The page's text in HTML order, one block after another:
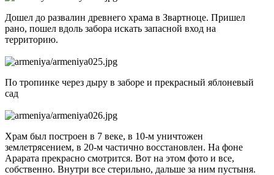
Дошел до развалин древнего храма в Звартноце. Пришел
рано, пошел вдоль забора искать запасной вход на
территорию.
По тропинке через дыру в заборе и прекрасный яблоневый
сад
Храм был построен в 7 веке, в 10-м уничтожен
землетрясением, в 20-м частично восстановлен. На фоне
Арарата прекрасно смотрится. Вот на этом фото и все,
собственно. Внутри все стерильно, дальше за ним пустыня.